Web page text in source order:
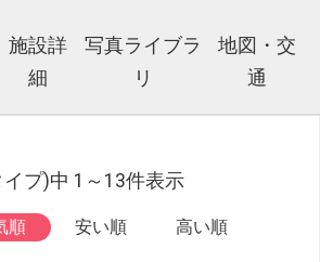
施設詳
細
写真ライブラ
リ
地図・交
通
イプ)中 1～13件表示
順 安い順 高い順